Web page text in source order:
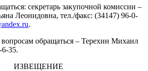
секретарь закупочной комиссии –
Леонидовна, тел./факс: (34147) 96-0-
.
обращаться – Терехин Михаил
35.
ИЗВЕЩЕНИЕ